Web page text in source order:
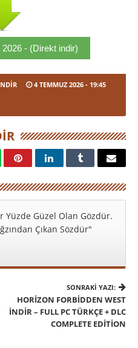
- (Direkt indir)
4 TEMMUZ 2026 - 19:45
Yüzde Güzel Olan Gözdür.
Çıkan Sözdür"
SONRAKI YAZI:
HORIZON FORBIDDEN WEST
İNDIR – FULL PC TÜRKÇE + DLC
COMPLETE EDITION